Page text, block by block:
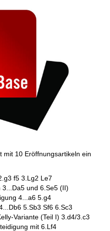
mit 10 Eröffnungsartikeln ein
f5 3.Lg2 Le7
und 6.Se5 (II)
4...a6 5.g4
5.Sb3 Sf6 6.Sc3
Variante (Teil I) 3.d4/3.c3
mit 6.Lf4